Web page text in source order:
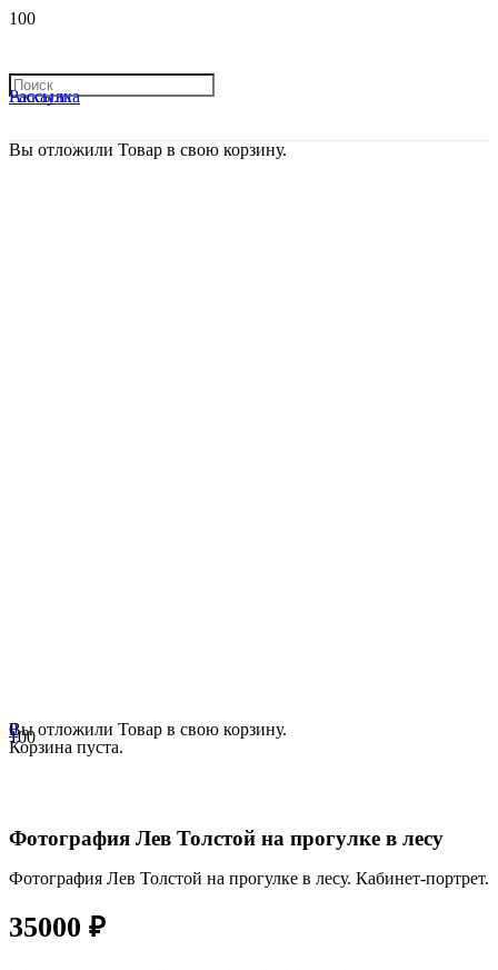
Рассылка
Аккаунт
Вы отложили Товар в свою корзину.
0
Вы отложили Товар в свою корзину.
Корзина пуста.
Фотография Лев Толстой на прогулке в лесу
Фотография Лев Толстой на прогулке в лесу. Кабинет-портрет.
35000 ₽